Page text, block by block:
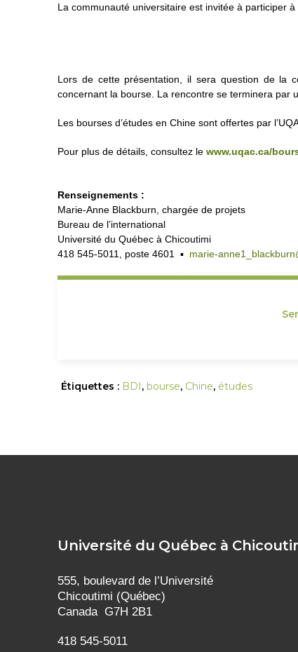
La communauté universitaire est invitée à participer
Lors de cette présentation, il sera question de la
concernant la bourse. La rencontre se terminera par
Les bourses d’études en Chine sont offertes par
Pour plus de détails, consultez le www.uqac.ca/
Renseignements :
Marie-Anne Blackburn, chargée de projets
Bureau de l’international
Université du Québec à Chicoutimi
418 545-5011, poste 4601 ▪ marie-
Étiquettes : BDI, bourse, Chine, études
Université du Québec à
555, boulevard de l’Université
Chicoutimi (Québec)
Canada G7H 2B1
418 545-5011